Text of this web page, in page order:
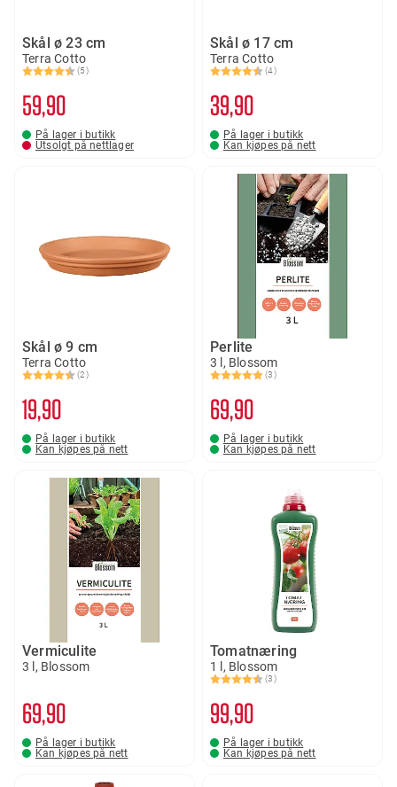
Skål ø 23 cm
Terra Cotto
Karakter:
(5)
4.8 av 5 mulige
59 90
På lager i butikk
Utsolgt på nettlager
Skål ø 17 cm
Terra Cotto
Karakter:
(4)
4.5 av 5 mulige
39 90
På lager i butikk
Kan kjøpes på nett
Skål ø 9 cm
Terra Cotto
Karakter:
(2)
4.5 av 5 mulige
19 90
På lager i butikk
Kan kjøpes på nett
Perlite
3 l, Blossom
Karakter:
(3)
5.0 av 5 mulige
69 90
På lager i butikk
Kan kjøpes på nett
Vermiculite
3 l, Blossom
69 90
På lager i butikk
Kan kjøpes på nett
Tomatnæring
1 l, Blossom
Karakter:
(3)
4.7 av 5 mulige
99 90
På lager i butikk
Kan kjøpes på nett